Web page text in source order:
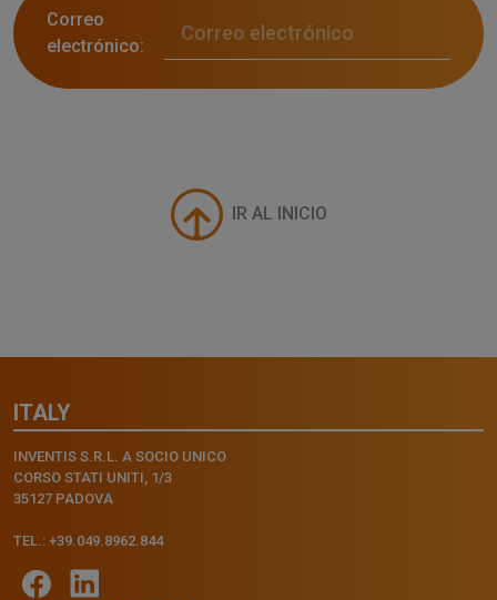
Correo
electrónico:
IR AL INICIO
ITALY
INVENTIS S.R.L. A SOCIO UNICO
CORSO STATI UNITI, 1/3
35127 PADOVA
TEL.: +39.049.8962.844